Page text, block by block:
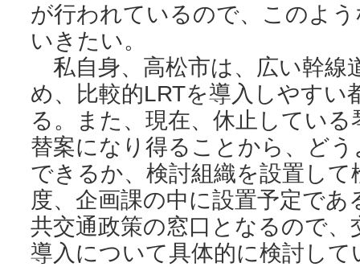
が行われているので、このよ
いきたい。
私自身、高松市は、広い幹線
め、比較的LRTを導入しやすい
る。また、現在、休止してい
替案になり得ることから、ど
できるか、検討組織を設置し
度、企画課の中に設置予定で
共交通政策の窓口となるので
導入について具体的に検討して